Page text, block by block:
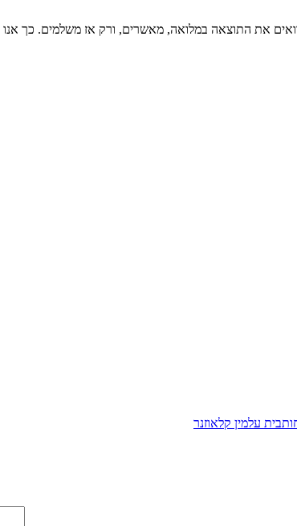
את התוצאה במלואה, מאשרים, ורק אז משלמים. כך
בית עלמין קלאוזנר